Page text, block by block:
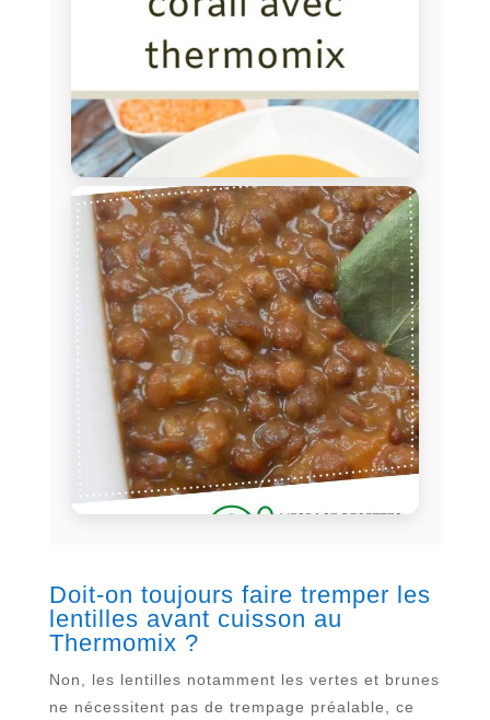
Doit-on toujours faire tremper les
lentilles avant cuisson au
Thermomix ?
Non, les lentilles notamment les vertes et brunes
ne nécessitent pas de trempage préalable, ce